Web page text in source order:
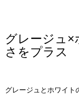
グレージュ×
さをプラス
グレージュとホワイト